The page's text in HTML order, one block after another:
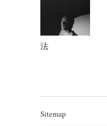
法
Sitemap